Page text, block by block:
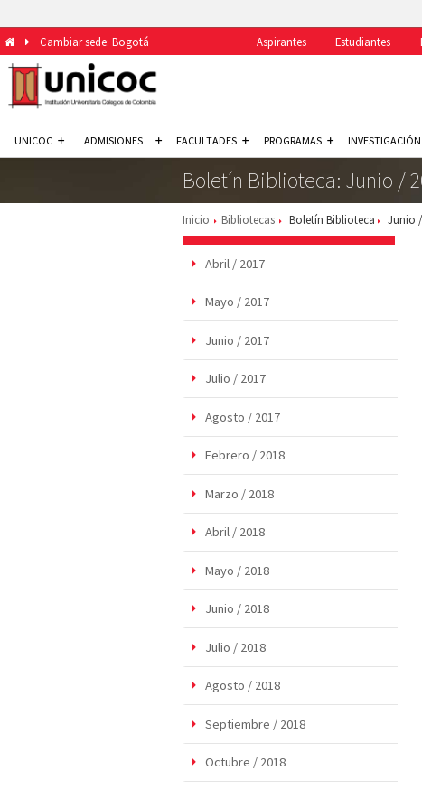
Cambiar sede: Bogotá Aspirantes Estudiantes
UNICOC ADMISIONES FACULTADES PROGRAMAS INVESTIGACIÓN
Boletín Biblioteca: Junio /
Inicio Bibliotecas Boletín Biblioteca Junio
Abril / 2017
Mayo / 2017
Junio / 2017
Julio / 2017
Agosto / 2017
Febrero / 2018
Marzo / 2018
Abril / 2018
Mayo / 2018
Junio / 2018
Julio / 2018
Agosto / 2018
Septiembre / 2018
Octubre / 2018